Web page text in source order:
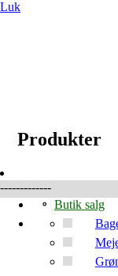
Luk
Produkter
-------------
Butik salg